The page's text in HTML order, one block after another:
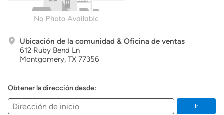
Ubicación de la comunidad & Oficina de ventas
612 Ruby Bend Ln
Montgomery, TX 77356
Obtener la dirección desde:
Ir